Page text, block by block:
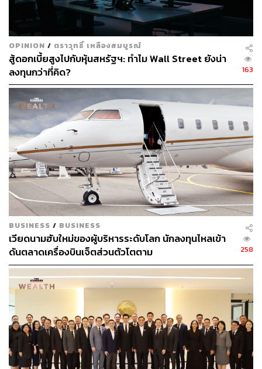
โดยเฉพาะการกำหนดเป้าหมายเชิงปริมาณและเปิดเผยข้อมูล
การลดการปล่อยก๊าซเรือนกระจก เพื่อร่วมแก้ไขปัญหาการ
เปลี่ยนแปลงสภาพภูมิอากาศ และเป็นส่วนหนึ่งในการขับ
เคลื่อนประเทศไทยไปสู่สังคมคาร์บอนต่ำ
รายชื่อหุ้นยั่งยืน THSI 146 บริษัท เป็น บจ. ใน SET 134 บจ.
และ mai 12 บจ. ประกอบด้วย บจ. สูงสุดในกลุ่มอุตสาหกรรม
สามลำดับแรก ได้แก่ บจ. ในกลุ่มอสังหาริมทรัพย์และ
ก่อสร้างมากที่สุด 25 บริษัท กลุ่มบริการ 24 บริษัท และกลุ่ม
ทรัพยากร 23 บริษัท โดย บจ. ในรายชื่อหุ้นยั่งยืน THSI มี
มูลค่าหลักทรัพย์ตามราคาตลาดรวม 12.48 ล้านล้านบาท ณ
30 กันยายน 2564 หรือคิดเป็น 66% เมื่อเทียบกับมูลค่าหลัก
ทรัพย์ตามราคาตลาดทั้งหมดของ SET และ mai
ทั้งนี้ รายชื่อหุ้นยั่งยืน THSI คัดเลือกจาก บจ. ที่เข้าร่วมตอบ
แบบประเมินความยั่งยืน ซึ่งประกอบด้วยตัวชี้วัดทั่วไป 17
หมวด ครอบคลุมมิติเศรษฐกิจ (รวมบรรษัทภิบาล) สังคม และ
สิ่งแวดล้อม และตัวชี้วัดตามลักษณะของธุรกิจในแต่ละกลุ่ม
ความรับผิดชอบต่อผลิตภัณฑ์ การทำธุรกิจทางการเงินหรือ
ประกันภัยอย่างรับผิดชอบ การมีส่วนร่วมกับชุมชนและเพิ่ม
โอกาสให้ผู้ใช้เข้าถึงดิจิทัล เป็นต้น ตัวชี้วัดเหล่านี้สอดคล้อง
กับประเด็นที่ผู้ลงทุนทั่วโลกให้ความสนใจ และเป็นประเด็นที่
ภาคธุรกิจสามารถใช้ศักยภาพเพื่อร่วมแก้ไขปัญหาสังคมและ
สิ่งแวดล้อมได้
OPINION / ตราวุทธิ์ เหลืองสมบูรณ์
สู้ดอกเบี้ยสูงไปกับหุ้นสหรัฐฯ: ทำไม Wall Street ยังน่า
ลงทุนกว่าที่คิด?
163
BUSINESS / BUSINESS
เวียดนามฮับใหม่ของผู้บริหารระดับโลก นักลงทุนไหลเข้า
ดันตลาดเครื่องบินเจ็ตส่วนตัวโตตาม
258